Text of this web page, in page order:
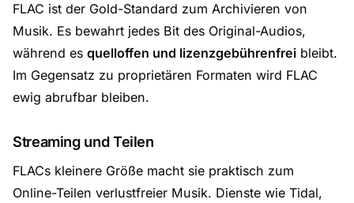
FLAC ist der Gold-Standard zum Archivieren von
Musik. Es bewahrt jedes Bit des Original-Audios,
während es quelloffen und lizenzgebührenfrei bleibt.
Im Gegensatz zu proprietären Formaten wird FLAC
ewig abrufbar bleiben.
Streaming und Teilen
FLACs kleinere Größe macht sie praktisch zum
Online-Teilen verlustfreier Musik. Dienste wie Tidal,